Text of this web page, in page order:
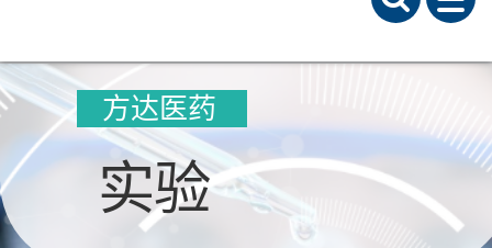
方达医药
实验